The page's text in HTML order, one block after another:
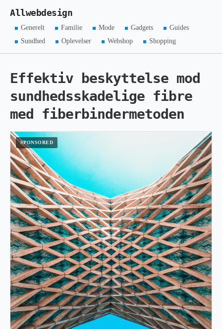
Allwebdesign
Generelt Familie Mode Gadgets
Guides
Sundhed
Oplevelser Webshop Shopping
Effektiv beskyttelse mod
sundhedsskadelige fibre
med fiberbindermetoden